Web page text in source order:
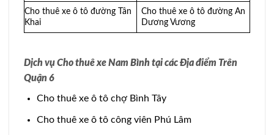
Cho thuê xe ô tô đường Tân
Khai
Cho thuê xe ô tô đường An
Dương Vương
Dịch vụ Cho thuê xe Nam Bình tại các Địa điểm Trên
Quận 6
Cho thuê xe ô tô chợ Bình Tây
Cho thuê xe ô tô công viên Phú Lâm